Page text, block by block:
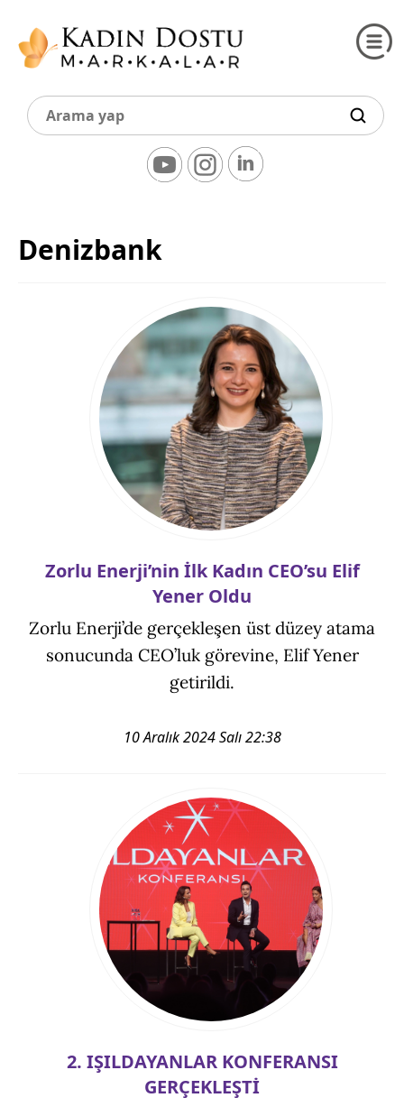
Denizbank
Zorlu Enerji’nin İlk Kadın CEO’su Elif
Yener Oldu
Zorlu Enerji’de gerçekleşen üst düzey atama
sonucunda CEO’luk görevine, Elif Yener
getirildi.
10 Aralık 2024 Salı 22:38
2. IŞILDAYANLAR KONFERANSI
GERÇEKLEŞTİ